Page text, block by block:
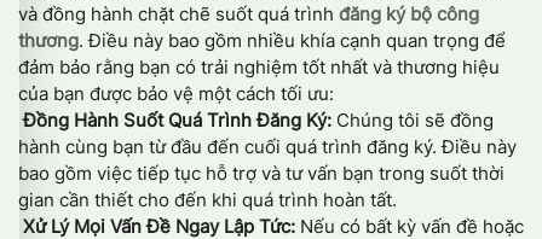
và đồng hành chặt chẽ suốt quá trình đăng ký bộ công
thương. Điều này bao gồm nhiều khía cạnh quan trọng để
đảm bảo rằng bạn có trải nghiệm tốt nhất và thương hiệu
của bạn được bảo vệ một cách tối ưu:
Đồng Hành Suốt Quá Trình Đăng Ký: Chúng tôi sẽ đồng
hành cùng bạn từ đầu đến cuối quá trình đăng ký. Điều này
bao gồm việc tiếp tục hỗ trợ và tư vấn bạn trong suốt thời
gian cần thiết cho đến khi quá trình hoàn tất.
Xử Lý Mọi Vấn Đề Ngay Lập Tức: Nếu có bất kỳ vấn đề hoặc